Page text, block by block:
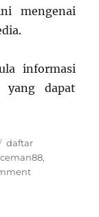
mengenai
informasi
yang dapat
Tags
daftar
,
on